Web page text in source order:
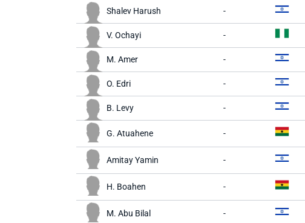
Shalev Harush -
V. Ochayi -
M. Amer -
O. Edri -
B. Levy -
G. Atuahene -
Amitay Yamin -
H. Boahen -
M. Abu Bilal -